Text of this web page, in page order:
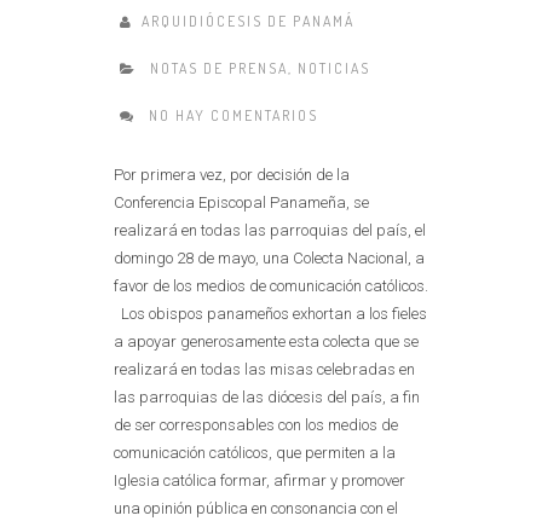
ARQUIDIÓCESIS DE PANAMÁ
NOTAS DE PRENSA, NOTICIAS
NO HAY COMENTARIOS
Por primera vez, por decisión de la
Conferencia Episcopal Panameña, se
realizará en todas las parroquias del país, el
domingo 28 de mayo, una Colecta Nacional, a
favor de los medios de comunicación católicos.
Los obispos panameños exhortan a los fieles
a apoyar generosamente esta colecta que se
realizará en todas las misas celebradas en
las parroquias de las diócesis del país, a fin
de ser corresponsables con los medios de
comunicación católicos, que permiten a la
Iglesia católica formar, afirmar y promover
una opinión pública en consonancia con el